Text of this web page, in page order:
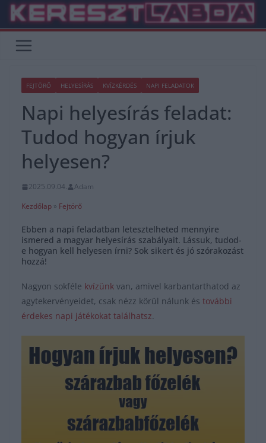
Skip
content
FEJTÖRŐ HELYESÍRÁS KVÍZKÉRDÉS NAPI FELADATOK
Napi helyesírás feladat:
Tudod hogyan írjuk
helyesen?
2025.09.04.
Adam
Kezdőlap » Fejtörő
Ebben a napi feladatban letesztelheted mennyire
ismered a magyar helyesírás szabályait. Lássuk, tudod-
e hogyan kell helyesen írni? Sok sikert és jó szórakozást
hozzá!
Nagyon sokféle kvízünk van, amivel karbantarthatod az
agytekervényeidet, csak nézz körül nálunk és további
érdekes napi játékokat találhatsz.